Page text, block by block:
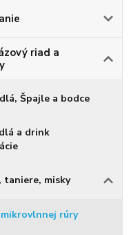
riad a
Špajle a bodce
a drink
taniere, misky
rúry